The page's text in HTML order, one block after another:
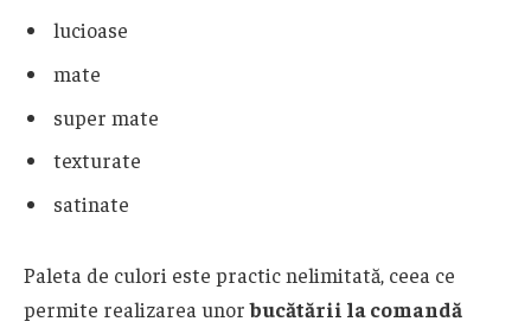
lucioase
mate
super mate
texturate
satinate
Paleta de culori este practic nelimitată, ceea ce
permite realizarea unorbucătării la comandă